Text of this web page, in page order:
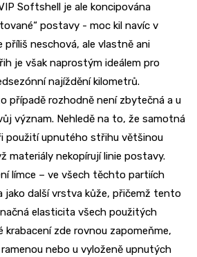
Softshell je ale koncipována
postavy - moc kil navíc v
neschová, ale vlastně ani
je však naprostým ideálem pro
najíždění kilometrů.
případě rozhodně není zbytečná a u
význam. Nehledě na to, že samotná
použití upnutého střihu většinou
materiály nekopírují linie postavy.
límce – ve všech těchto partiích
jako další vrstva kůže, přičemž tento
elasticita všech použitých
krabacení zde rovnou zapomeňme,
nebo u vyloženě upnutých